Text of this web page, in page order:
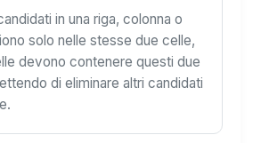
in una riga, colonna o
solo nelle stesse due celle,
devono contenere questi due
di eliminare altri candidati